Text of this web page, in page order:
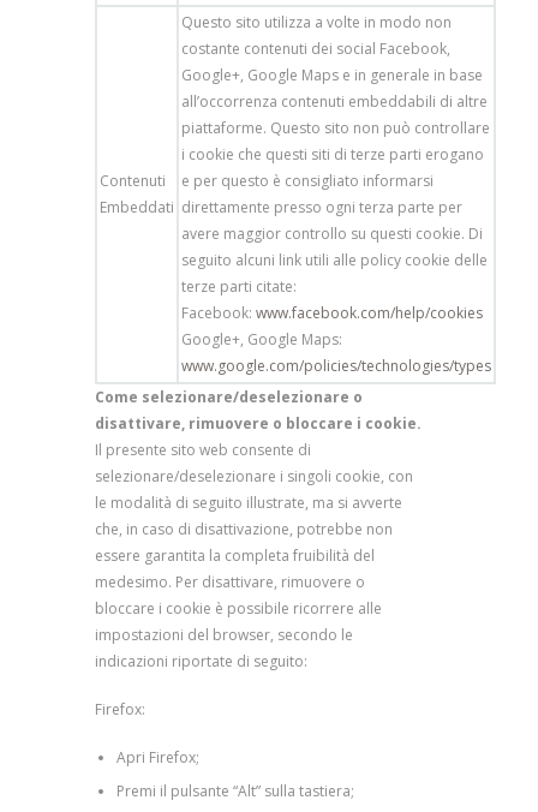
Contenuti
Embeddati
Questo sito utilizza a volte in modo non
costante contenuti dei social Facebook,
Google+, Google Maps e in generale in base
all’occorrenza contenuti embeddabili di altre
piattaforme. Questo sito non può controllare
i cookie che questi siti di terze parti erogano
e per questo è consigliato informarsi
direttamente presso ogni terza parte per
avere maggior controllo su questi cookie. Di
seguito alcuni link utili alle policy cookie delle
terze parti citate:
Facebook: www.facebook.com/help/cookies
Google+, Google Maps:
www.google.com/policies/technologies/types
Come selezionare/deselezionare o
disattivare, rimuovere o bloccare i cookie.
Il presente sito web consente di
selezionare/deselezionare i singoli cookie, con
le modalità di seguito illustrate, ma si avverte
che, in caso di disattivazione, potrebbe non
essere garantita la completa fruibilità del
medesimo. Per disattivare, rimuovere o
bloccare i cookie è possibile ricorrere alle
impostazioni del browser, secondo le
indicazioni riportate di seguito:
Firefox:
Apri Firefox;
Premi il pulsante “Alt” sulla tastiera;